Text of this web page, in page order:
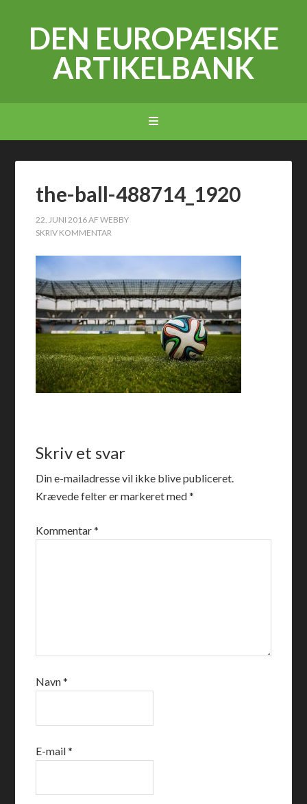
DEN EUROPÆISKE
ARTIKELBANK
the-ball-488714_1920
22. JUNI 2016AFWEBBY
SKRIV KOMMENTAR
Skriv et svar
Din e-mailadresse vil ikke blive publiceret.
Krævede felter er markeret med*
Kommentar*
Navn*
E-mail*